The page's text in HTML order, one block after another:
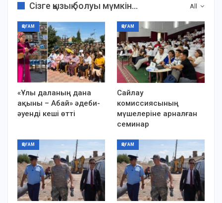
All
Сізге қызық болуы мүмкін...
ҚОҒАМ
«Ұлы даланың дана
ақыны – Абай» әдеби-
әуенді кеші өтті
ҚОҒАМ
Сайлау
комиссиясының
мүшелеріне арналған
семинар
ҚОҒАМ ҚОҒАМ